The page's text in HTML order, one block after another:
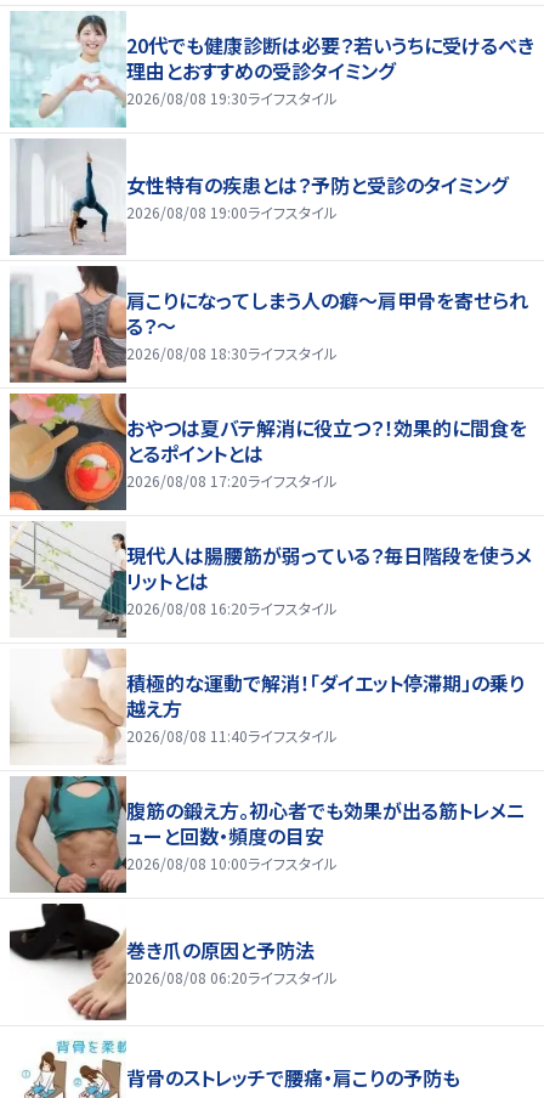
20代でも健康診断は必要？若いうちに受けるべき
理由とおすすめの受診タイミング
2026/08/08 19:30ライフスタイル
女性特有の疾患とは？予防と受診のタイミング
2026/08/08 19:00ライフスタイル
肩こりになってしまう人の癖～肩甲骨を寄せられ
る？～
2026/08/08 18:30ライフスタイル
おやつは夏バテ解消に役立つ？！効果的に間食を
とるポイントとは
2026/08/08 17:20ライフスタイル
現代人は腸腰筋が弱っている？毎日階段を使うメ
リットとは
2026/08/08 16:20ライフスタイル
積極的な運動で解消！「ダイエット停滞期」の乗り
越え方
2026/08/08 11:40ライフスタイル
腹筋の鍛え方。初心者でも効果が出る筋トレメニ
ューと回数・頻度の目安
2026/08/08 10:00ライフスタイル
巻き爪の原因と予防法
2026/08/08 06:20ライフスタイル
背骨のストレッチで腰痛・肩こりの予防も